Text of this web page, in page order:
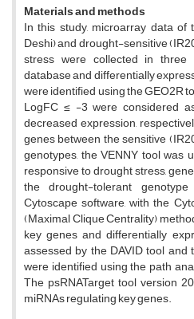
Materials and methods
In this study, microarray data
Deshi) and drought-sensitive
stress were collected in three
database and differentially
were identified using the GEO2R
LogFC ≤ -3 were considered
decreased expression,
genes between the sensitive
genotypes, the VENNY tool was
responsive to drought stress,
the drought-tolerant
Cytoscape software, with the
(Maximal Clique Centrality)
key genes and differentially
assessed by the DAVID tool
were identified using the path
The psRNATarget tool version
miRNAs regulating key genes.